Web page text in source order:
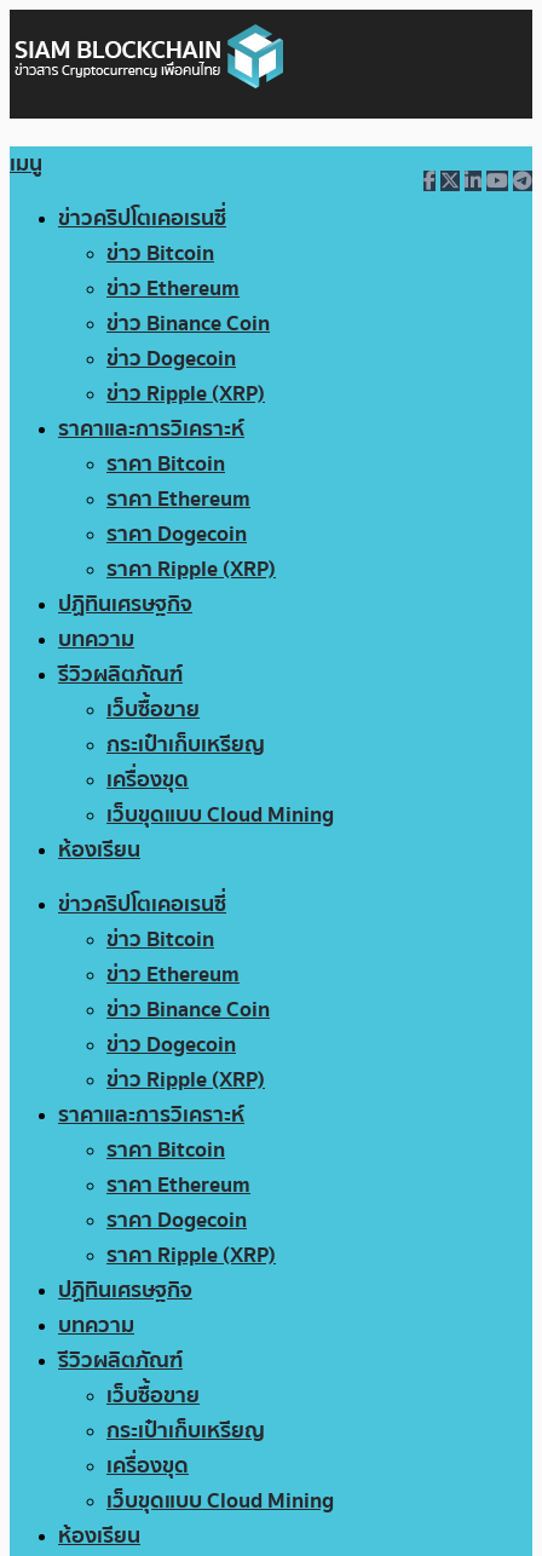
เมนู
ข่าวคริปโตเคอเรนซี่
ข่าว Bitcoin
ข่าว Ethereum
ข่าว Binance Coin
ข่าว Dogecoin
ข่าว Ripple (XRP)
ราคาและการวิเคราะห์
ราคา Bitcoin
ราคา Ethereum
ราคา Dogecoin
ราคา Ripple (XRP)
ปฏิทินเศรษฐกิจ
บทความ
รีวิวผลิตภัณฑ์
เว็บซื้อขาย
กระเป๋าเก็บเหรียญ
เครื่องขุด
เว็บขุดแบบ Cloud Mining
ห้องเรียน
ข่าวคริปโตเคอเรนซี่
ข่าว Bitcoin
ข่าว Ethereum
ข่าว Binance Coin
ข่าว Dogecoin
ข่าว Ripple (XRP)
ราคาและการวิเคราะห์
ราคา Bitcoin
ราคา Ethereum
ราคา Dogecoin
ราคา Ripple (XRP)
ปฏิทินเศรษฐกิจ
บทความ
รีวิวผลิตภัณฑ์
เว็บซื้อขาย
กระเป๋าเก็บเหรียญ
เครื่องขุด
เว็บขุดแบบ Cloud Mining
ห้องเรียน